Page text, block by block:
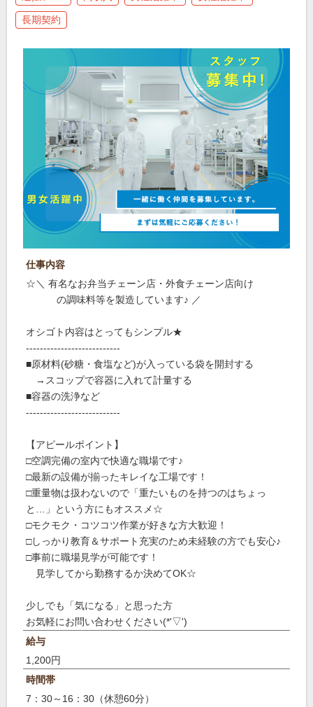
長期契約
仕事内容
☆＼ 有名なお弁当チェーン店・外食チェーン店向け
の調味料等を製造しています♪ ／
オシゴト内容はとってもシンプル★
---------------------------
■原材料(砂糖・食塩など)が入っている袋を開封する
→スコップで容器に入れて計量する
■容器の洗浄など
---------------------------
【アピールポイント】
□空調完備の室内で快適な職場です♪
□最新の設備が揃ったキレイな工場です！
□重量物は扱わないので「重たいものを持つのはちょっ
と…」という方にもオススメ☆
□モクモク・コツコツ作業が好きな方大歓迎！
□しっかり教育＆サポート充実のため未経験の方でも安心♪
□事前に職場見学が可能です！
見学してから勤務するか決めてOK☆
少しでも「気になる」と思った方
お気軽にお問い合わせください(*'▽')
給与
1,200円
時間帯
7：30～16：30（休憩60分）